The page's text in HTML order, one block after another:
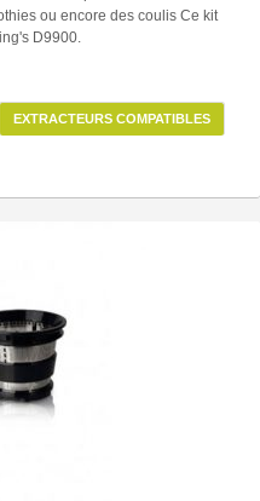
ou encore des coulis Ce kit
D9900.
EXTRACTEURS COMPATIBLES